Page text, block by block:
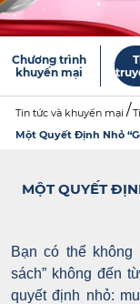
Chương trình
khuyến mại
Tin tức và khuyến mại
Một Quyết Định Nhỏ
MỘT QUYẾT
Bạn có thể không
sách” không đến
quyết định nhỏ: